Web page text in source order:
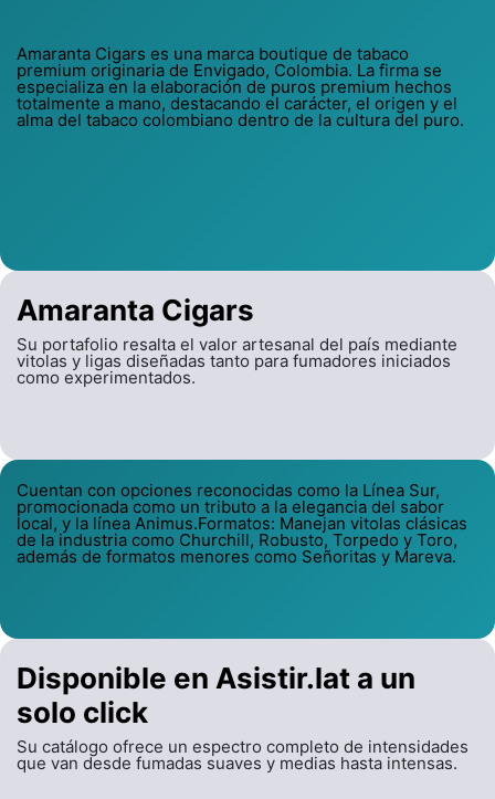
Amaranta Cigars
Su portafolio resalta el valor artesanal del país mediante
vitolas y ligas diseñadas tanto para fumadores iniciados
como experimentados.
Amaranta Cigars es una marca boutique de tabaco
premium originaria de Envigado, Colombia. La firma se
especializa en la elaboración de puros premium hechos
totalmente a mano, destacando el carácter, el origen y el
alma del tabaco colombiano dentro de la cultura del puro.
Cuentan con opciones reconocidas como la Línea Sur,
promocionada como un tributo a la elegancia del sabor
local, y la línea Animus.Formatos: Manejan vitolas clásicas
de la industria como Churchill, Robusto, Torpedo y Toro,
además de formatos menores como Señoritas y Mareva.
Disponible en Asistir.lat a un
solo click
Su catálogo ofrece un espectro completo de intensidades
que van desde fumadas suaves y medias hasta intensas.